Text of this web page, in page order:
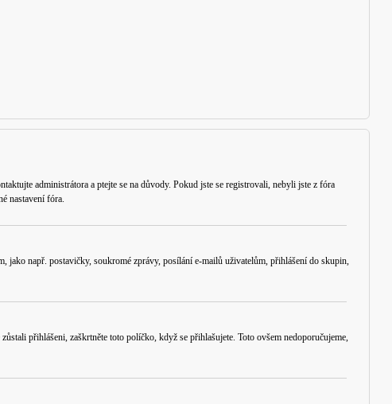
administrátora a ptejte se na důvody. Pokud jste se registrovali, nebyli jste z fóra
nastavení fóra.
jako např. postavičky, soukromé zprávy, posílání e-mailů uživatelům, přihlášení do skupin,
přihlášeni, zaškrtněte toto políčko, když se přihlašujete. Toto ovšem nedoporučujeme,